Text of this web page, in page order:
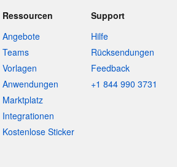
Ressourcen
Angebote
Teams
Vorlagen
Anwendungen
Marktplatz
Integrationen
Kostenlose Sticker
Support
Hilfe
Rücksendungen
Feedback
+1 844 990 3731